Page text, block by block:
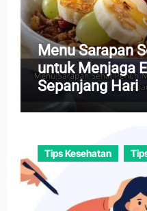
Menu Sarapan
untuk Menjaga
Sepanjang Hari
Tips Kesehatan